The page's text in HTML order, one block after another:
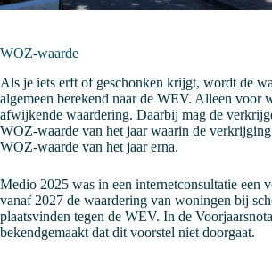
WOZ-waarde
Als je iets erft of geschonken krijgt, wordt de
algemeen berekend naar de WEV. Alleen voor
afwijkende waardering. Daarbij mag de
WOZ-waarde van het jaar waarin de
WOZ-waarde van het jaar erna.
Medio 2025 was in een internetconsultatie een
vanaf 2027 de waardering van woningen bij
plaatsvinden tegen de WEV. In de
bekendgemaakt dat dit voorstel niet doorgaat.